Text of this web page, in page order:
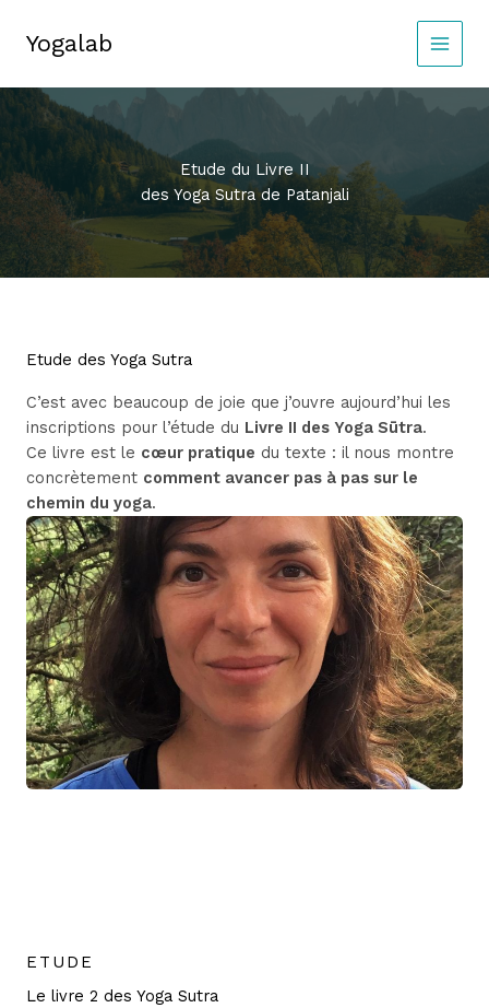
contenu
Yogalab
MAIN
Etude du Livre II
des Yoga Sutra de Patanjali
Etude des Yoga Sutra
C’est avec beaucoup de joie que j’ouvre aujourd’hui les
inscriptions pour l’étude du Livre II des Yoga Sūtra.
Ce livre est le cœur pratique du texte : il nous montre
concrètement comment avancer pas à pas sur le
chemin du yoga.
ETUDE
Le livre 2 des Yoga Sutra